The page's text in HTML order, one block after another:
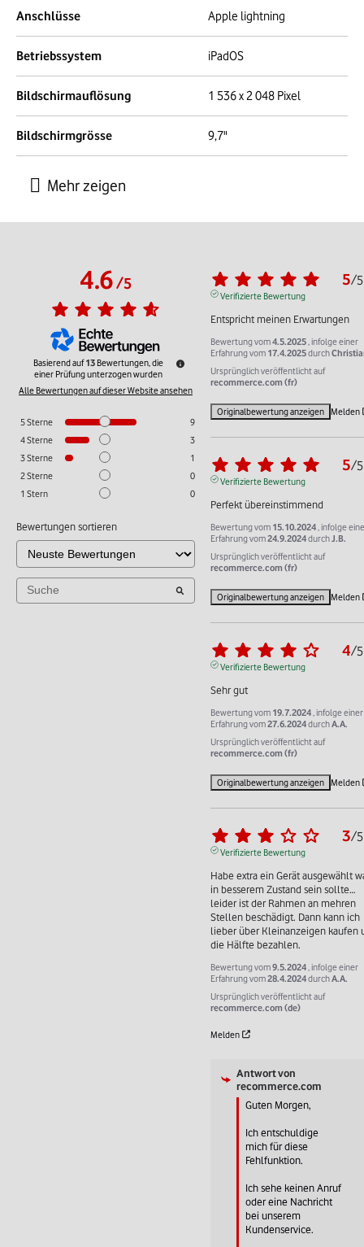
Anschlüsse Apple lightning
Betriebssystem iPadOS
Bildschirmauflösung 1 536 x 2 048 Pixel
Bildschirmgrösse 9,7"
4.6/5
Basierend auf13 Bewertungen, die
einer Prüfung unterzogen wurden
Alle Bewertungen auf dieser Website ansehen
5Sterne
9
4Sterne
3
3Sterne
1
2Sterne
0
1 Stern 0
Bewertungen sortieren
5/5
Verifizierte Bewertung
Entspricht meinen Erwartungen
Bewertung vom4.5.2025 , infolge einer
Erfahrung vom 17.4.2025durch
Ursprünglich veröffentlicht auf
recommerce.com (fr)
Originalbewertung anzeigen Melden
5/5
Verifizierte Bewertung
Perfekt übereinstimmend
Bewertung vom 15.10.2024 , infolge
Erfahrung vom24.9.2024durchJ.B.
Ursprünglich veröffentlicht auf
recommerce.com (fr)
Originalbewertung anzeigen Melden
4/5
Verifizierte Bewertung
Sehr gut
Bewertung vom 19.7.2024 , infolge einer
Erfahrung vom27.6.2024durchA.A.
Ursprünglich veröffentlicht auf
recommerce.com (fr)
Originalbewertung anzeigen Melden
3/5
Verifizierte Bewertung
Habe extra ein Gerät ausgewählt
in besserem Zustand sein sollte…
leider ist der Rahmen an mehren
Stellen beschädigt. Dann kann ich
lieber über Kleinanzeigen kaufen
die Hälfte bezahlen.
Bewertung vom9.5.2024 , infolge einer
Erfahrung vom28.4.2024durchA.A.
Ursprünglich veröffentlicht auf
recommerce.com (de)
Melden
Antwort von
recommerce.com
Guten Morgen,
Ich entschuldige
mich für diese
Fehlfunktion.
Ich sehe keinen Anruf
oder eine Nachricht
bei unserem
Kundenservice.